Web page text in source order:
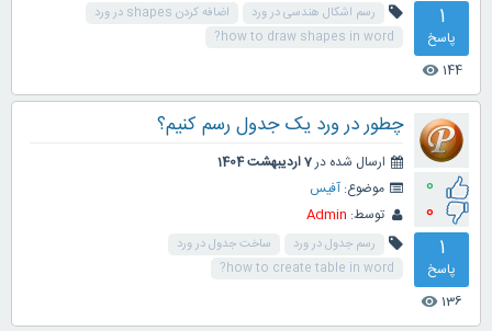
1
پاسخ
144
visibility
رسم اشکال هندسی در ورد
اضافه کردن shapes در ورد
how to draw shapes in word?
0
0
1
پاسخ
136
visibility
چطور در ورد یک جدول رسم کنیم؟
ارسال شده در7 اردیبهشت 1404
موضوع: آفیس
توسط: Admin
رسم جدول در ورد
ساخت جدول در ورد
how to create table in word?